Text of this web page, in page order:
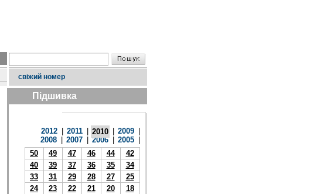
свіжий номер
Підшивка
2012 2011 2010 2009
2008
2007 2006 2005
50
49 47 46 44
42
40
39 37 36 35
34
33
31 29 28 27
25
24
23 22 21 20
18